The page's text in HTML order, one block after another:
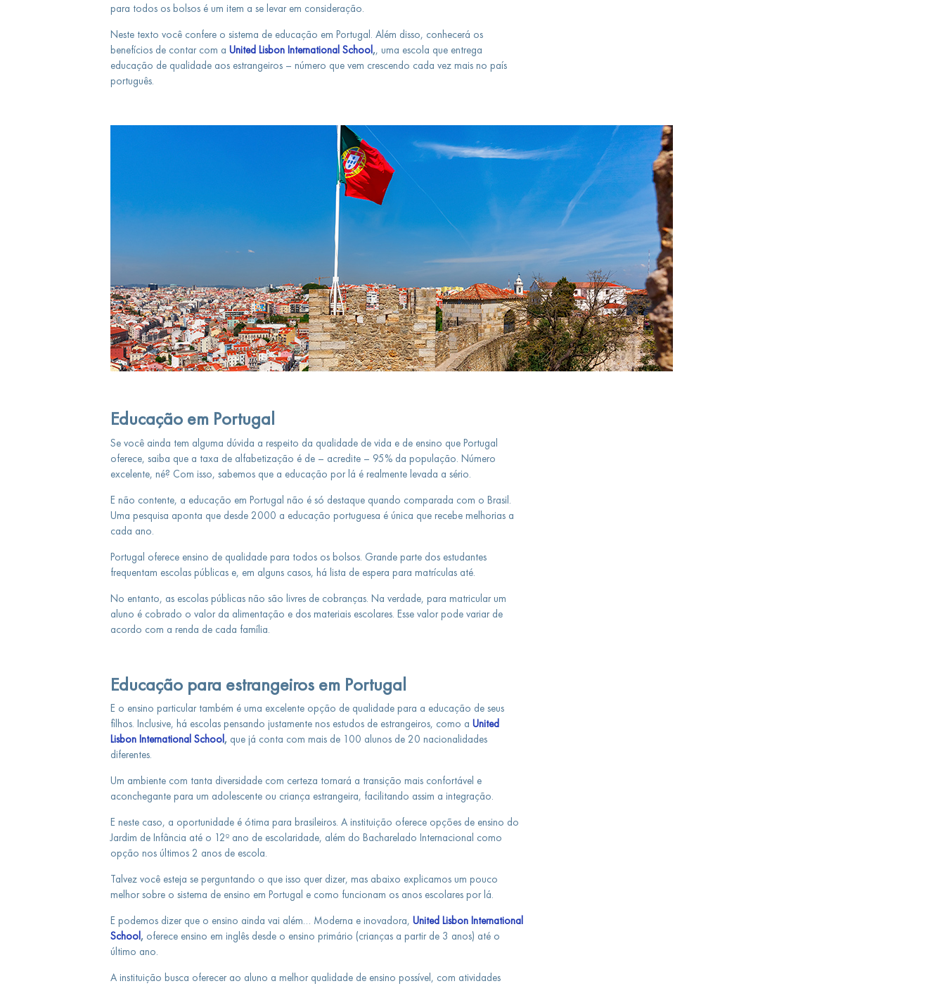
para todos os bolsos é um item a se levar em consideração.
Neste texto você confere o sistema de educação em Portugal. Além disso, conhecerá os
benefícios de contar com a United Lisbon International School ,, uma escola que entrega
educação de qualidade aos estrangeiros – número que vem crescendo cada vez mais no país
português.
Educação em Portugal
Se você ainda tem alguma dúvida a respeito da qualidade de vida e de ensino que Portugal
oferece, saiba que a taxa de alfabetização é de – acredite – 95% da população. Número
excelente, né? Com isso, sabemos que a educação por lá é realmente levada a sério.
E não contente, a educação em Portugal não é só destaque quando comparada com o Brasil.
Uma pesquisa aponta que desde 2000 a educação portuguesa é única que recebe melhorias a
cada ano.
Portugal oferece ensino de qualidade para todos os bolsos. Grande parte dos estudantes
frequentam escolas públicas e, em alguns casos, há lista de espera para matrículas até.
No entanto, as escolas públicas não são livres de cobranças. Na verdade, para matricular um
aluno é cobrado o valor da alimentação e dos materiais escolares. Esse valor pode variar de
acordo com a renda de cada família.
Educação para estrangeiros em Portugal
E o ensino particular também é uma excelente opção de qualidade para a educação de seus
filhos. Inclusive, há escolas pensando justamente nos estudos de estrangeiros, como a United
Lisbon International School , que já conta com mais de 100 alunos de 20 nacionalidades
diferentes.
Um ambiente com tanta diversidade com certeza tornará a transição mais confortável e
aconchegante para um adolescente ou criança estrangeira, facilitando assim a integração.
E neste caso, a oportunidade é ótima para brasileiros. A instituição oferece opções de ensino do
Jardim de Infância até o 12º ano de escolaridade, além do Bacharelado Internacional como
opção nos últimos 2 anos de escola.
Talvez você esteja se perguntando o que isso quer dizer, mas abaixo explicamos um pouco
melhor sobre o sistema de ensino em Portugal e como funcionam os anos escolares por lá.
E podemos dizer que o ensino ainda vai além… Moderna e inovadora, United Lisbon International
School , oferece ensino em inglês desde o ensino primário (crianças a partir de 3 anos) até o
último ano.
A instituição busca oferecer ao aluno a melhor qualidade de ensino possível, com atividades